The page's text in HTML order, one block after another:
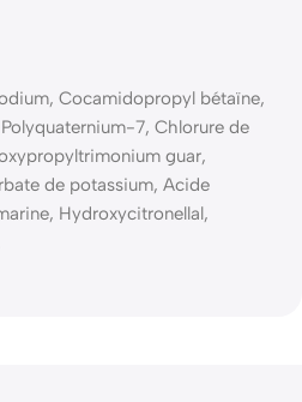
Cocamidopropyl bétaïne,
7, Chlorure de
guar,
de potassium, Acide
Hydroxycitronellal,